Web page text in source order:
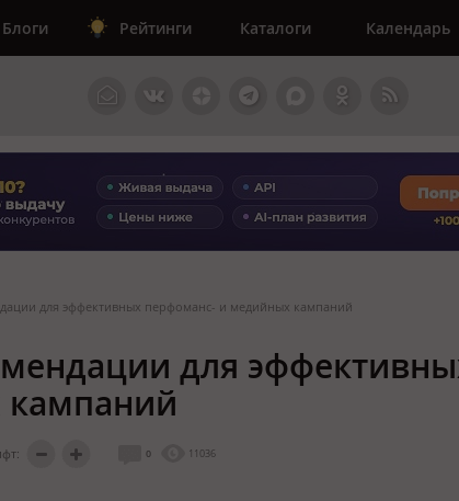
Блоги Рейтинги Каталоги Календарь
для эффективных перфоманс- и медийных кампаний
для
0 11036